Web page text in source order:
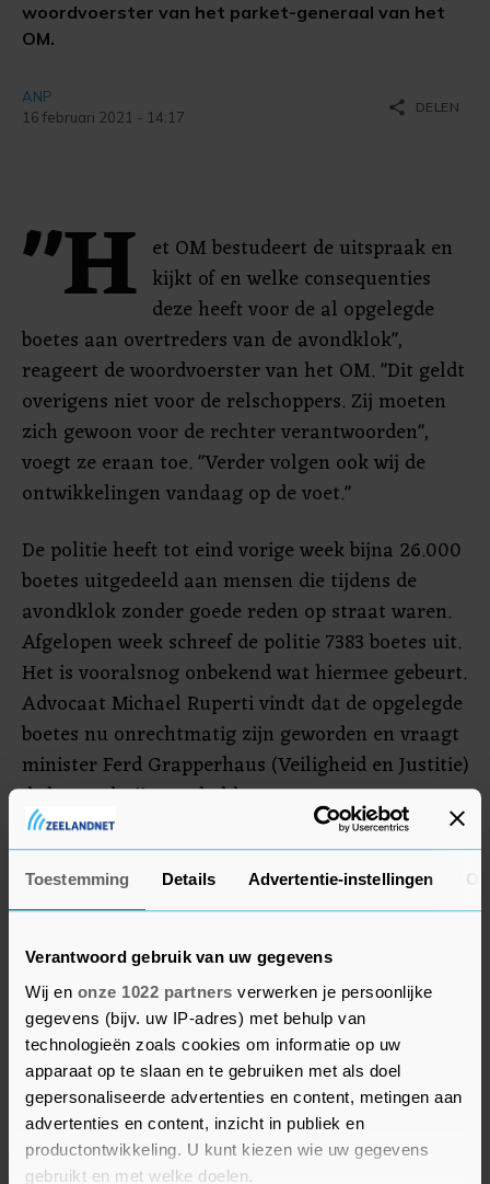
Toestemming Details Advertentie-instellingen
Verantwoord gebruik van uw gegevens
Wij en onze 1022 partners verwerken je persoonlijke
gegevens (bijv. uw IP-adres) met behulp van
technologieën zoals cookies om informatie op uw
apparaat op te slaan en te gebruiken met als doel
gepersonaliseerde advertenties en content, metingen aan
advertenties en content, inzicht in publiek en
productontwikkeling. U kunt kiezen wie uw gegevens
gebruikt en met welke doelen.
woordvoerster van het parket-generaal van het
OM.
ANP
16 februari 2021 - 14:17
share DELEN
"H et OM bestudeert de uitspraak en
kijkt of en welke consequenties
deze heeft voor de al opgelegde
boetes aan overtreders van de avondklok",
reageert de woordvoerster van het OM. "Dit geldt
overigens niet voor de relschoppers. Zij moeten
zich gewoon voor de rechter verantwoorden",
voegt ze eraan toe. "Verder volgen ook wij de
ontwikkelingen vandaag op de voet."
De politie heeft tot eind vorige week bijna 26.000
boetes uitgedeeld aan mensen die tijdens de
avondklok zonder goede reden op straat waren.
Afgelopen week schreef de politie 7383 boetes uit.
Het is vooralsnog onbekend wat hiermee gebeurt.
Advocaat Michael Ruperti vindt dat de opgelegde
boetes nu onrechtmatig zijn geworden en vraagt
minister Ferd Grapperhaus (Veiligheid en Justitie)
de boetes kwijt te schelden.
De avondklok houdt in dat mensen zich tussen
21.00 uur en 04.30 uur niet op straat mogen
vertonen, tenzij ze daar een aantoonbaar goede
reden voor hebben.